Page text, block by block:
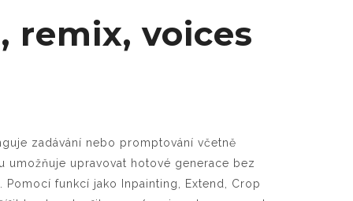
remix, voices
zadávání nebo promptování včetně
umožňuje upravovat hotové generace bez
funkcí jako Inpainting, Extend, Crop